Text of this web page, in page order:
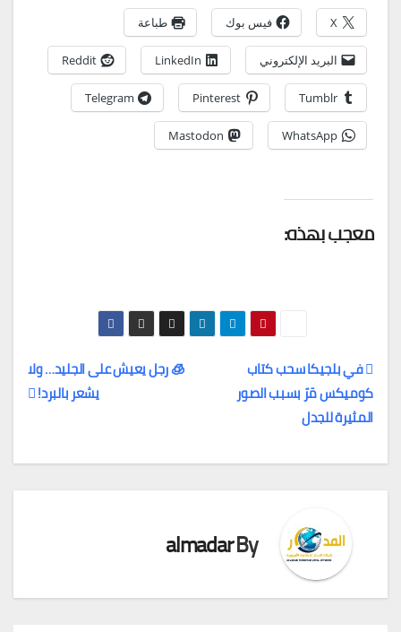
X فيس بوك طباعة
البريد الإلكتروني LinkedIn
Reddit
Tumblr
Pinterest
Telegram
WhatsApp
Mastodon
معجب بهذه:
تصفّح
المقالات
🧊 رجل يعيش على الجليد… ولا
يشعر بالبرد!
في بلجيكا سحب كتاب
كوميكس مَرّ بسبب الصور
المثيرة للجدل
By
almadar